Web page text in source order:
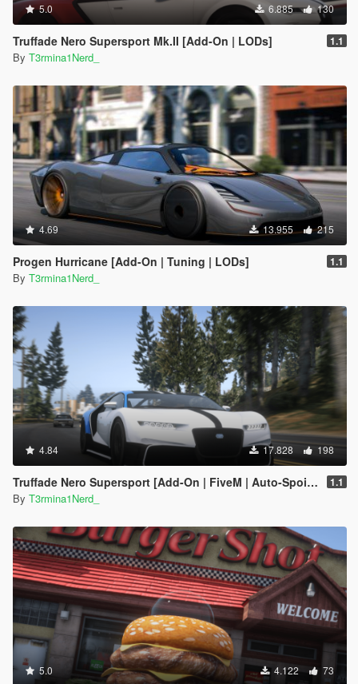
5.0 6.885 130
Truffade Nero Supersport Mk.II [Add-On | LODs] 1.1
By T3rmina1Nerd_
4.69 13.955 215
Progen Hurricane [Add-On | Tuning | LODs] 1.1
By T3rmina1Nerd_
4.84 17.828 198
Truffade Nero Supersport [Add-On | FiveM | Auto-Spoiler] 1.1
By T3rmina1Nerd_
5.0 4.122 73